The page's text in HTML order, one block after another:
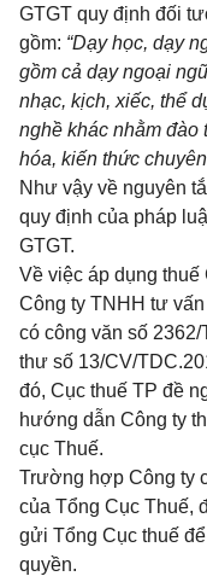
GTGT quy định đối
gồm: “Dạy học, dạy
gồm cả dạy ngoại
nhạc, kịch, xiếc, thể
nghề khác nhằm đào
hóa, kiến thức
Như vậy về nguyên
quy định của pháp
GTGT.
Về việc áp dụng thuế
Công ty TNHH tư
có công văn số
thư số 13/CV/
đó, Cục thuế TP đề
hướng dẫn Công ty
cục Thuế.
Trường hợp Công ty
của Tổng Cục Thuế,
gửi Tổng Cục thuế
quyền.